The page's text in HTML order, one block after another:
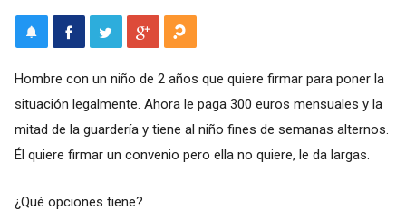
Hombre con un niño de 2 años que quiere firmar para poner la
situación legalmente. Ahora le paga 300 euros mensuales y la
mitad de la guardería y tiene al niño fines de semanas alternos.
Él quiere firmar un convenio pero ella no quiere, le da largas.
¿Qué opciones tiene?